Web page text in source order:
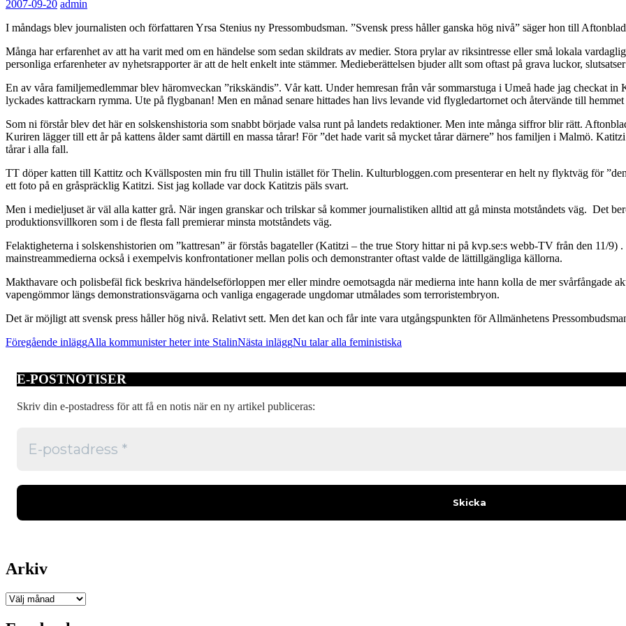
2007-09-20 admin
I måndags blev journalisten och författaren Yrsa Stenius ny Pressombudsman. ”Svensk press håller ganska hög nivå” säger hon till
Många har erfarenhet av att ha varit med om en händelse som sedan skildrats av medier. Stora prylar av riksintresse eller små lokala
personliga erfarenheter av nyhetsrapporter är att de helt enkelt inte stämmer. Medieberättelsen bjuder allt som oftast på grava luckor,
En av våra familjemedlemmar blev häromveckan ”rikskändis”. Vår katt. Under hemresan från vår sommarstuga i Umeå hade jag checkat
lyckades kattrackarn rymma. Ute på flygbanan! Men en månad senare hittades han livs levande vid flygledartornet och återvände till
Som ni förstår blev det här en solskenshistoria som snabbt började valsa runt på landets redaktioner. Men inte många siffror blir rätt.
Kuriren lägger till ett år på kattens ålder samt därtill en massa tårar! För ”det hade varit så mycket tårar därnere” hos familjen i Malmö.
tårar i alla fall.
TT döper katten till Kattitz och Kvällsposten min fru till Thulin istället för Thelin. Kulturbloggen.com presenterar en helt ny flyktväg för
ett foto på en gråspräcklig Katitzi. Sist jag kollade var dock Katitzis päls svart.
Men i medieljuset är väl alla katter grå. När ingen granskar och trilskar så kommer journalistiken alltid att gå minsta motståndets väg. Det
produktionsvillkoren som i de flesta fall premierar minsta motståndets väg.
Felaktigheterna i solskenshistorien om ”kattresan” är förstås bagateller (Katitzi – the true Story hittar ni på kvp.se:s webb-TV från den 11/9)
mainstreammedierna också i exempelvis konfrontationer mellan polis och demonstranter oftast valde de lättillgängliga källorna.
Makthavare och polisbefäl fick beskriva händelseförloppen mer eller mindre oemotsagda när medierna inte hann kolla de mer svårfångade
vapengömmor längs demonstrationsvägarna och vanliga engagerade ungdomar utmålades som terroristembryon.
Det är möjligt att svensk press håller hög nivå. Relativt sett. Men det kan och får inte vara utgångspunkten för Allmänhetens
Inläggsnavigering
Föregående inläggAlla kommunister heter inte StalinNästa inläggNu talar alla feministiska
E-POSTNOTISER
Skriv din e-postadress för att få en notis när en ny artikel publiceras:
Arkiv
Arkiv